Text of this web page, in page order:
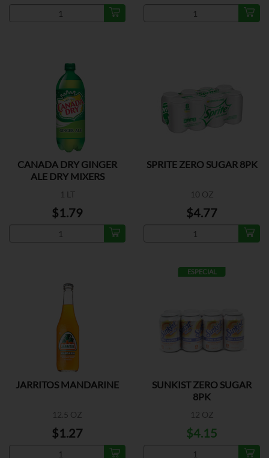
CANADA DRY GINGER
ALE DRY MIXERS
1 LT
$1.79
SPRITE ZERO SUGAR 8PK
10 OZ
$4.77
JARRITOS MANDARINE
12.5 OZ
$1.27
ESPECIAL
SUNKIST ZERO SUGAR
8PK
12 OZ
$4.15